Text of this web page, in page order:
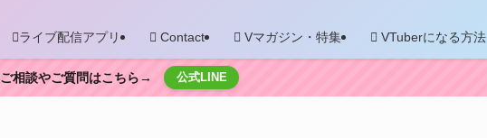
ライブ配信アプリ Contact Vマガジン・特集 VTuberになる方法
相談やご質問はこちら→ 公式LINE